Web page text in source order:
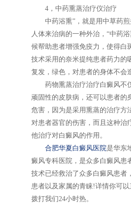
4，中药熏蒸治疗仪治疗
中药浴熏”，就是用中草药煎
人体来治病的一种外治，“中药
候帮助患者增强免疫力，使得白
技术采用的奈米提纯患者药力的
复发，绿色，对患者的身体不会
药物熏蒸治疗治疗白癜风不
顽固性的皮肤病，还可以患者的
危害，因为是采用熏蒸的治疗方
对患者器官的伤害，而且这种治
他治疗对白癜风的作用。
合肥华夏白癜风医院是华东
癜风专科医院，是众多白癜风患
技术已经救治了众多白癜风患者
患者以及家属的青睐!详情你可
拨打我们24小时热。